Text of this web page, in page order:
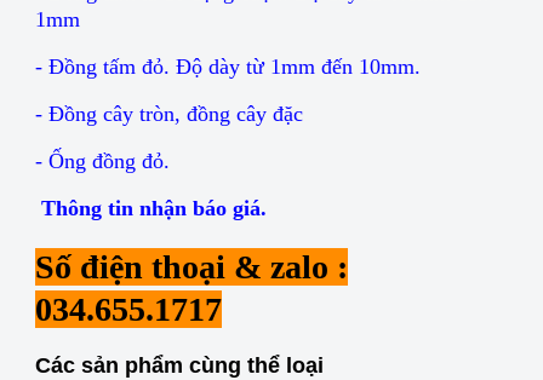
1mm
- Đồng tấm đỏ. Độ dày từ 1mm đến 10mm.
- Đồng cây tròn, đồng cây đặc
- Ống đồng đỏ.
Thông tin nhận báo giá.
Số điện thoại & zalo :
034.655.1717
Các sản phẩm cùng thể loại